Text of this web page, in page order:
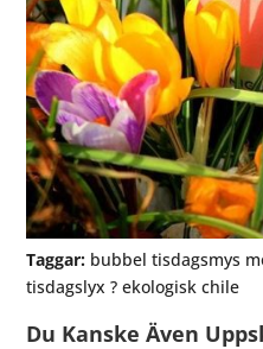
Taggar: bubbel tisdagsmys
tisdagslyx ? ekologisk chile
Du Kanske Även